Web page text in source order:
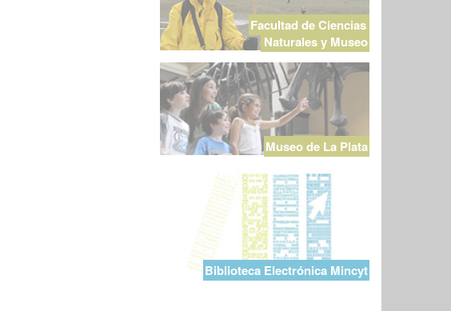
Facultad de Ciencias
Naturales y Museo
Museo de La Plata
Biblioteca Electrónica Mincyt